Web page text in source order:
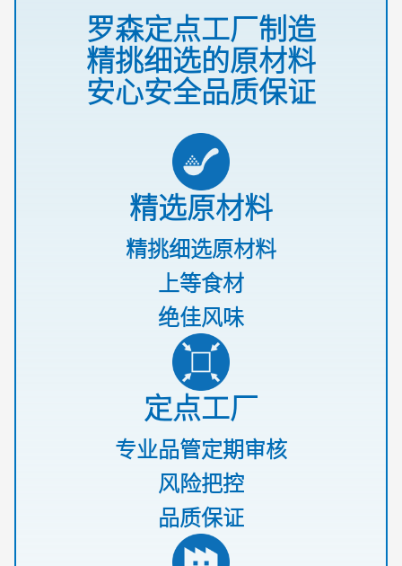
罗森定点工厂制造
精挑细选的原材料
安心安全品质保证
精选原材料
精挑细选原材料
上等食材
绝佳风味
定点工厂
专业品管定期审核
风险把控
品质保证